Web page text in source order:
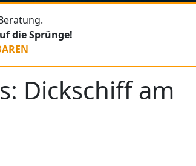
die Sprünge!
Dickschiff am